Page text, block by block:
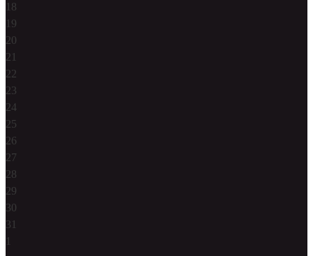
18
19
20
21
22
23
24
25
26
27
28
29
30
31
1